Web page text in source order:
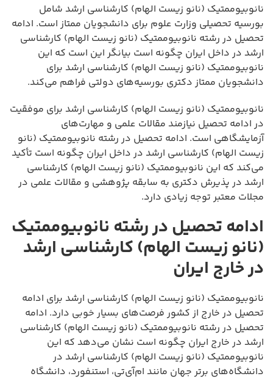
نانوبیوممتیک (نانو زیست الهام) کارشناسی ارشد شامل
بورسیه تحصیلی وزارت علوم برای دانشجویان ممتاز است. ادامه
تحصیل در رشته نانوبیوممتیک (نانو زیست الهام) کارشناسی
ارشد در داخل ایران چگونه است بیانگر این است که این
نانوبیوممتیک (نانو زیست الهام) کارشناسی ارشد برای
دانشجویان ممتاز دکتری بورسیه‌های دولتی فراهم می‌کند.
نانوبیوممتیک (نانو زیست الهام) کارشناسی ارشد برای موفقیت
در ادامه تحصیل نیازمند مقالات علمی و مهارت‌های
آزمایشگاهی است. ادامه تحصیل در رشته نانوبیوممتیک (نانو
زیست الهام) کارشناسی ارشد در داخل ایران چگونه است تأکید
می‌کند که این نانوبیوممتیک (نانو زیست الهام) کارشناسی
ارشد در پذیرش دکتری به سابقه پژوهشی و مقالات علمی در
مجلات معتبر توجه زیادی دارد.
ادامه تحصیل در رشته نانوبیوممتیک
(نانو زیست الهام) کارشناسی ارشد
در خارج ایران
نانوبیوممتیک (نانو زیست الهام) کارشناسی ارشد برای ادامه
تحصیل در خارج از کشور فرصت‌های بسیار خوبی دارد. ادامه
تحصیل در رشته نانوبیوممتیک (نانو زیست الهام) کارشناسی
ارشد در خارج ایران چگونه است نشان می‌دهد که این
نانوبیوممتیک (نانو زیست الهام) کارشناسی ارشد در
دانشگاه‌های برتر جهان مانند ام‌آی‌تی، استنفورد، دانشگاه